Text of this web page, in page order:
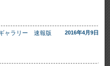
ギャラリー 速報版 2016年4月9日